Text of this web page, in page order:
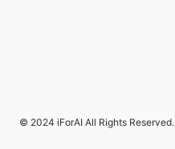
© 2024 iForAI All Rights Reserved.